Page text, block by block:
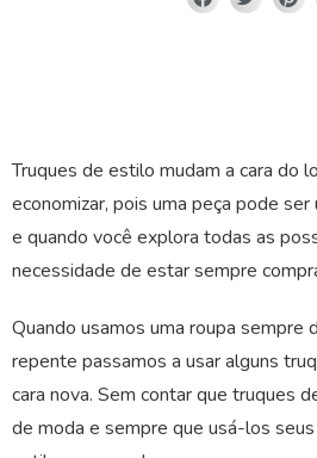
Truques de estilo mudam a cara do
economizar, pois uma peça pode
e quando você explora todas as
necessidade de estar sempre
Quando usamos uma roupa sempre
repente passamos a usar alguns
cara nova. Sem contar que truques
de moda e sempre que usá-los